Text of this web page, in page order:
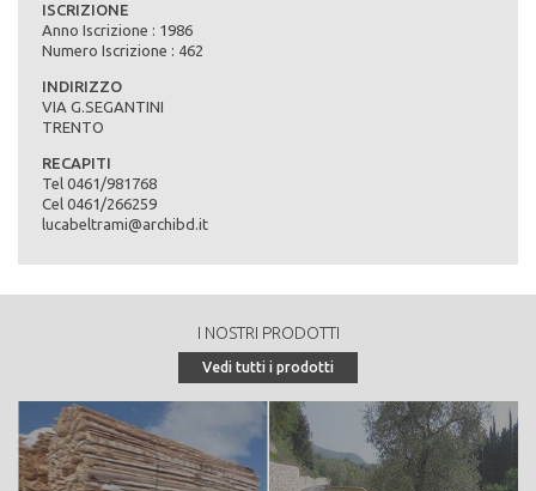
ISCRIZIONE
Anno Iscrizione : 1986
Numero Iscrizione : 462
INDIRIZZO
VIA G.SEGANTINI
TRENTO
RECAPITI
Tel 0461/981768
Cel 0461/266259
lucabeltrami@archibd.it
I NOSTRI PRODOTTI
Vedi tutti i prodotti